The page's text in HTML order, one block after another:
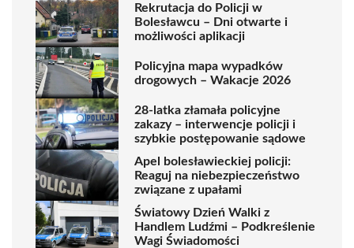
Rekrutacja do Policji w
Bolesławcu – Dni otwarte i
możliwości aplikacji
Policyjna mapa wypadków
drogowych – Wakacje 2026
28-latka złamała policyjne
zakazy – interwencje policji i
szybkie postępowanie sądowe
Apel bolesławieckiej policji:
Reaguj na niebezpieczeństwo
związane z upałami
Światowy Dzień Walki z
Handlem Ludźmi – Podkreślenie
Wagi Świadomości